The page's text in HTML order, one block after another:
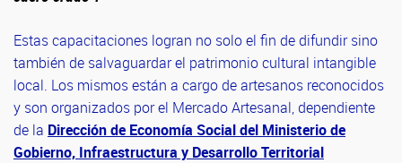
Estas capacitaciones logran no solo el fin de difundir sino
también de salvaguardar el patrimonio cultural intangible
local. Los mismos están a cargo de artesanos reconocidos
y son organizados por el Mercado Artesanal, dependiente
de la Dirección de Economía Social del Ministerio de
Gobierno, Infraestructura y Desarrollo Territorial